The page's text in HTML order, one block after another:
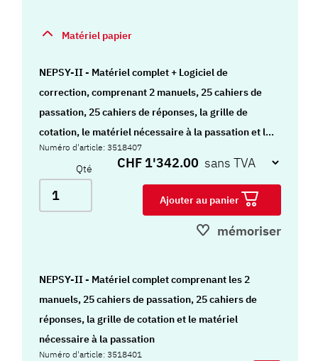
Matériel papier
NEPSY-II - Matériel complet + Logiciel de
correction, comprenant 2 manuels, 25 cahiers de
passation, 25 cahiers de réponses, la grille de
cotation, le matériel nécessaire à la passation et le
logiciel de correction (lien de téléchargement
donnant accès à deux installations) Important : les
matériels contenus dans les kits ne sont pas vendus
séparément
Numéro d'article: 3518407
Qté CHF 1'342.00
Ajouter au panier
mémoriser
NEPSY-II - Matériel complet comprenant les 2
manuels, 25 cahiers de passation, 25 cahiers de
réponses, la grille de cotation et le matériel
nécessaire à la passation
Numéro d'article: 3518401